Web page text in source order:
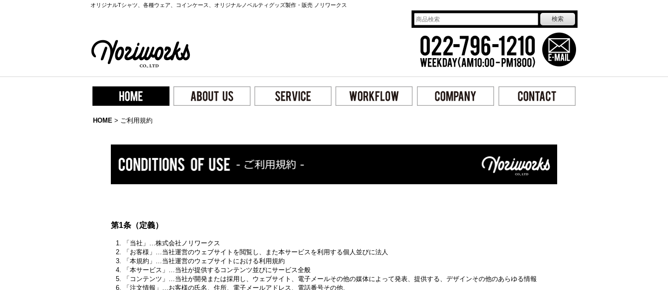
オリジナルTシャツ、各種ウェア、コインケース、オリジナルノベルティグッズ製作・販売 ノリワークス
HOME > ご利用規約
第1条（定義）
「当社」…株式会社ノリワークス
「お客様」…当社運営のウェブサイトを閲覧し、また本サービスを利用する個人並びに法人
「本規約」…当社運営のウェブサイトにおける利用規約
「本サービス」…当社が提供するコンテンツ並びにサービス全般
「コンテンツ」…当社が開発または採用し、ウェブサイト、電子メールその他の媒体によって発表、提供する、デザインその他のあらゆる情報
「注文情報」…お客様の氏名、住所、電子メールアドレス、電話番号その他、